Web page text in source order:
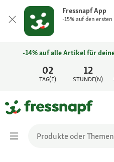
Fressnapf App
-15% auf den
02
TAG(E)
12
STUNDE(N)
-14% auf alle Artikel für